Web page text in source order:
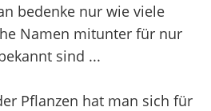
bedenke nur wie viele
Namen mitunter für nur
sind ...
Pflanzen hat man sich für